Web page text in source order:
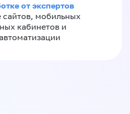
от экспертов
сайтов, мобильных
кабинетов и